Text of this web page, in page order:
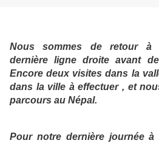
Nous sommes de retour à
dernière ligne droite avant
Encore deux visites dans la
dans la ville à effectuer , et
parcours au Népal.
Pour notre dernière journée à